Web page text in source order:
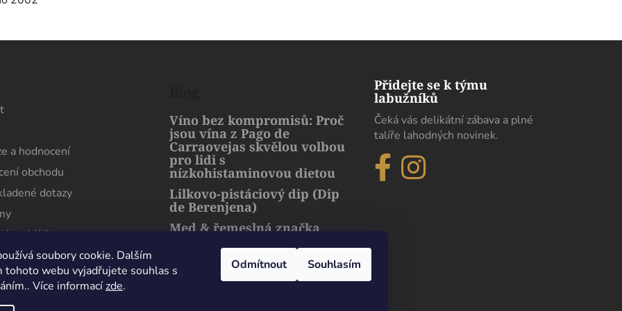
soubory cookie. Dalším
tohoto webu vyjadřujete souhlas s
Více informacízde.
Odmítnout Souhlasím
a hodnocení
obchodu
dotazy
prohlídka
Víno bez kompromisů: Proč
jsou vína z Pago de
Carraovejas skvělou volbou
pro lidi s
nízkohistaminovou dietou
Lilkovo-pistáciový dip (Dip
de Berenjena)
Med & řemeslná značka
harmonie přírody a luxusu
Přidejte se k týmu
labužníků
Čeká vás delikátní zábava a plné
talíře lahodných novinek.